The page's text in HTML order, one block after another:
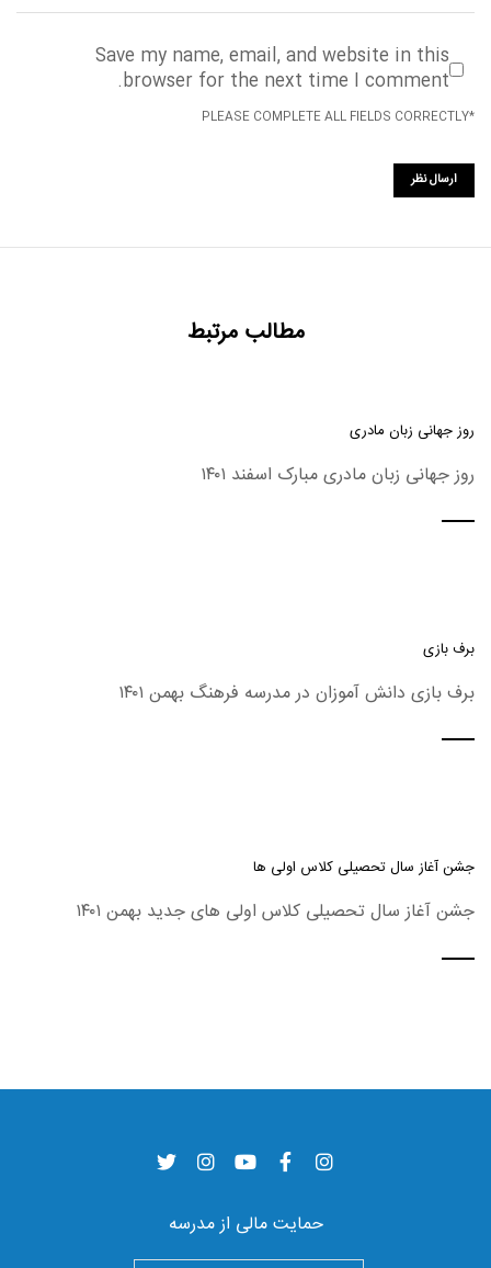
Save my name, email, and website in this
browser for the next time I comment.
*PLEASE COMPLETE ALL FIELDS CORRECTLY
مطالب مرتبط
روز جهانی زبان مادری
روز جهانی زبان مادری مبارک اسفند ۱۴۰۱
برف بازی
برف بازی دانش آموزان در مدرسه فرهنگ بهمن ۱۴۰۱
جشن آغاز سال تحصیلی کلاس اولی ها
جشن آغاز سال تحصیلی کلاس اولی های جدید بهمن ۱۴۰۱
حمایت مالی از مدرسه